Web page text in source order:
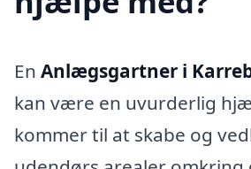
En Anlægsgartner i
kan være en uvurderlig
kommer til at skabe og